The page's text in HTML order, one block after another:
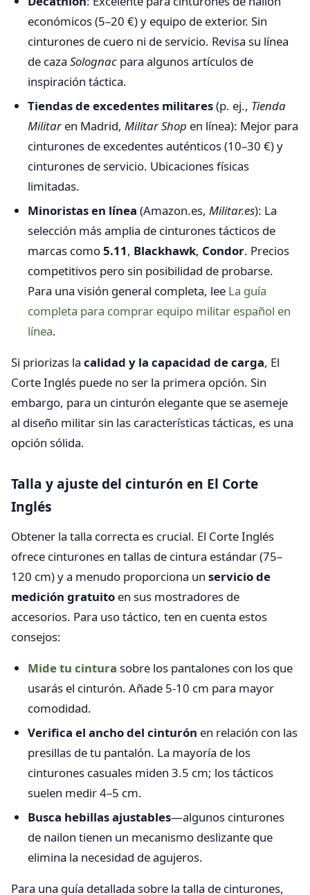
económicos (5–20 €) y equipo de exterior. Sin
cinturones de cuero ni de servicio. Revisa su línea
de caza Solognac para algunos artículos de
inspiración táctica.
Tiendas de excedentes militares(p. ej., Tienda
Militar en Madrid, Militar Shop en línea): Mejor para
cinturones de excedentes auténticos (10–30 €) y
cinturones de servicio. Ubicaciones físicas
limitadas.
Minoristas en línea (Amazon.es, Militar.es): La
selección más amplia de cinturones tácticos de
marcas como5.11, Blackhawk, Condor. Precios
competitivos pero sin posibilidad de probarse.
Para una visión general completa, lee La guía
completa para comprar equipo militar español en
línea.
Si priorizas la calidad y la capacidad de carga, El
Corte Inglés puede no ser la primera opción. Sin
embargo, para un cinturón elegante que se asemeje
al diseño militar sin las características tácticas, es una
opción sólida.
Talla y ajuste del cinturón en El Corte
Inglés
Obtener la talla correcta es crucial. El Corte Inglés
ofrece cinturones en tallas de cintura estándar (75–
120 cm) y a menudo proporciona un servicio de
medición gratuito en sus mostradores de
accesorios. Para uso táctico, ten en cuenta estos
consejos:
Mide tu cintura sobre los pantalones con los que
usarás el cinturón. Añade 5-10 cm para mayor
comodidad.
Verifica el ancho del cinturón en relación con las
presillas de tu pantalón. La mayoría de los
cinturones casuales miden 3.5 cm; los tácticos
suelen medir 4–5 cm.
Busca hebillas ajustables—algunos cinturones
de nailon tienen un mecanismo deslizante que
elimina la necesidad de agujeros.
Para una guía detallada sobre la talla de cinturones,